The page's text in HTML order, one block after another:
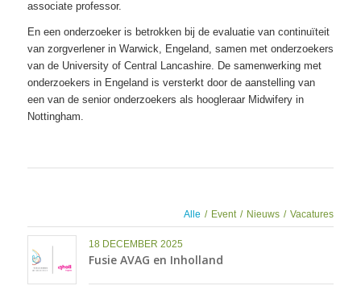
associate professor.
En een onderzoeker is betrokken bij de evaluatie van continuïteit
van zorgverlener in Warwick, Engeland, samen met onderzoekers
van de University of Central Lancashire. De samenwerking met
onderzoekers in Engeland is versterkt door de aanstelling van
een van de senior onderzoekers als hoogleraar Midwifery in
Nottingham.
Alle / Event / Nieuws / Vacatures
18 DECEMBER 2025
Fusie AVAG en Inholland